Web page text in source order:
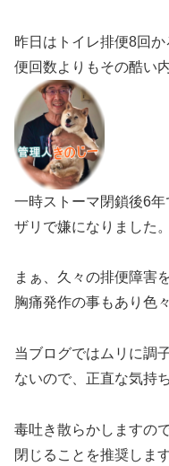
昨日はトイレ排便8回
便回数よりもその酷い
一時ストーマ閉鎖後6
ザリで嫌になりました。
まぁ、久々の排便障害
胸痛発作の事もあり色
当ブログではムリに調
ないので、正直な気持
毒吐き散らかしますの
閉じることを推奨します